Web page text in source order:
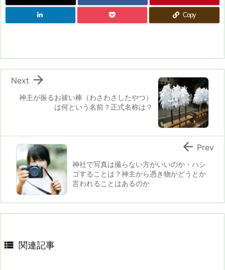
Copy
神主が振るお祓い棒（わさわさしたやつ）
は何という名前？正式名称は？

Next
神社で写真は撮らない方がいいのか・ハシ
ゴすることは？神主から憑き物がどうとか
言われることはあるのか
 Prev
 関連記事